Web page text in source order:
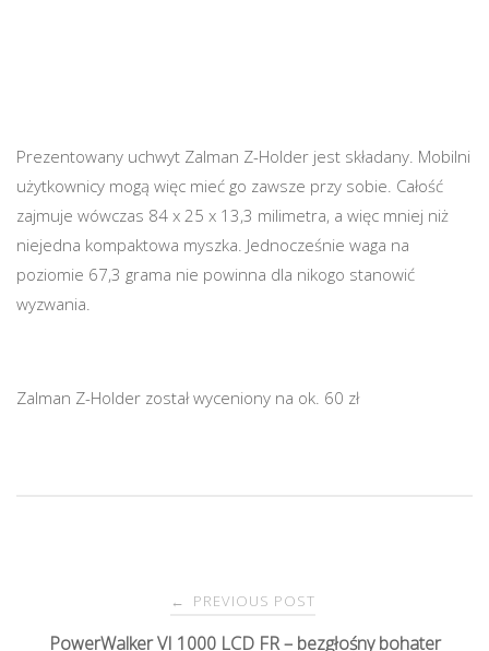
Prezentowany uchwyt Zalman Z-Holder jest składany. Mobilni
użytkownicy mogą więc mieć go zawsze przy sobie. Całość
zajmuje wówczas 84 x 25 x 13,3 milimetra, a więc mniej niż
niejedna kompaktowa myszka. Jednocześnie waga na
poziomie 67,3 grama nie powinna dla nikogo stanowić
wyzwania.
Zalman Z-Holder został wyceniony na ok. 60 zł
← PREVIOUS POST
PowerWalker VI 1000 LCD FR – bezgłośny bohater